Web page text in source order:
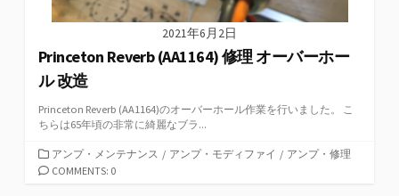
2021年6月2日
Princeton Reverb (AA1164) 修理 オーバーホー
ル 改造
Princeton Reverb (AA1164)のオーバーホール作業を行いました。 こ
ちらは65年頃の非常に綺麗なブラ...
カ
テ
アンプ・メンテナンス / アンプ・モディファイ / アンプ・修理
COMMENTS: 0